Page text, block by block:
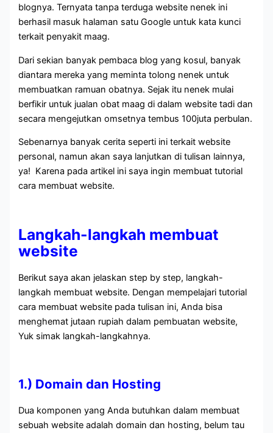
blognya. Ternyata tanpa terduga website nenek ini
berhasil masuk halaman satu Google untuk kata kunci
terkait penyakit maag.
Dari sekian banyak pembaca blog yang kosul, banyak
diantara mereka yang meminta tolong nenek untuk
membuatkan ramuan obatnya. Sejak itu nenek mulai
berfikir untuk jualan obat maag di dalam website tadi dan
secara mengejutkan omsetnya tembus 100juta perbulan.
Sebenarnya banyak cerita seperti ini terkait website
personal, namun akan saya lanjutkan di tulisan lainnya,
ya! Karena pada artikel ini saya ingin membuat tutorial
cara membuat website.
Langkah-langkah membuat
website
Berikut saya akan jelaskan step by step, langkah-
langkah membuat website. Dengan mempelajari tutorial
cara membuat website pada tulisan ini, Anda bisa
menghemat jutaan rupiah dalam pembuatan website,
Yuk simak langkah-langkahnya.
1.) Domain dan Hosting
Dua komponen yang Anda butuhkan dalam membuat
sebuah website adalah domain dan hosting, belum tau